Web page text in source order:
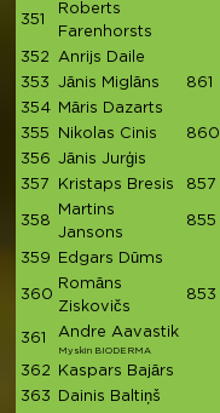
351
Roberts
Farenhorsts
352 Anrijs Daile
353
Jānis Miglāns 861
354
Māris Dazarts
355
Nikolas Cinis 860
356
Jānis Jurģis
357
Kristaps Bresis 857
358
Martins
Jansons
855
359 Edgars Dūms
360
Romāns
Ziskovičs
853
361 Andre Aavastik
Myskin BIODERMA
362 Kaspars Bajārs
363
Dainis Baltiņš